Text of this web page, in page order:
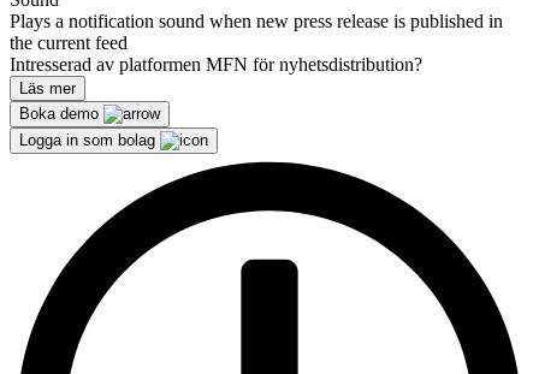
Plays a notification sound when new press release is published in
the current feed
Intresserad av platformen MFN för nyhetsdistribution?
Läs mer
Boka demo
Logga in som bolag